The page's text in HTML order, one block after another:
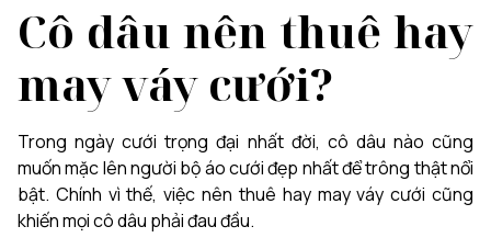
Cô dâu nên thuê hay
may váy cưới?
Trong ngày cưới trọng đại nhất đời, cô dâu nào cũng
muốn mặc lên người bộ áo cưới đẹp nhất để trông thật nổi
bật. Chính vì thế, việc nên thuê hay may váy cưới cũng
khiến mọi cô dâu phải đau đầu.